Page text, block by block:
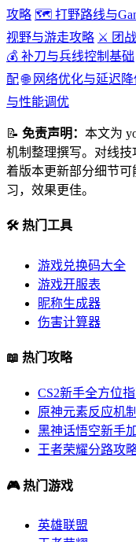
攻略 🗺️ 打野路线与
视野与游走攻略 ⚔️ 团
💰 补刀与兵线控制基础
配 🌐 网络优化与延迟
与性能调优
📝 免责声明： 本文为
机制整理撰写。对线
着版本更新部分细节
习，效果更佳。
🛠️ 热门工具
游戏兑换码大全
游戏开服表
昵称生成器
伤害计算器
📖 热门攻略
CS2新手全方位
原神元素反应机制
黑神话悟空新手
王者荣耀分路攻
🎮 热门游戏
英雄联盟